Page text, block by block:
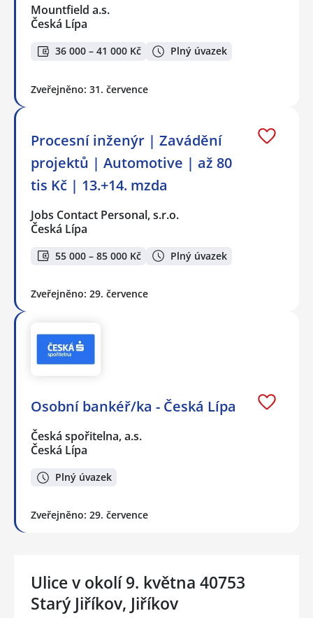
Mountfield a.s.
Česká Lípa
36 000 – 41 000 Kč Plný úvazek
Zveřejněno: 31. července
Procesní inženýr | Zavádění
projektů | Automotive | až 80
tis Kč | 13.+14. mzda
Jobs Contact Personal, s.r.o.
Česká Lípa
55 000 – 85 000 Kč Plný úvazek
Zveřejněno: 29. července
Osobní bankéř/ka - Česká Lípa
Česká spořitelna, a.s.
Česká Lípa
Plný úvazek
Zveřejněno: 29. července
Ulice v okolí 9. května 40753
Starý Jiříkov, Jiříkov